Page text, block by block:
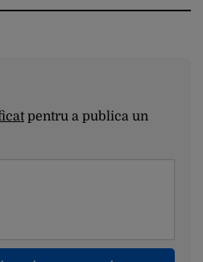
pentru a publica un